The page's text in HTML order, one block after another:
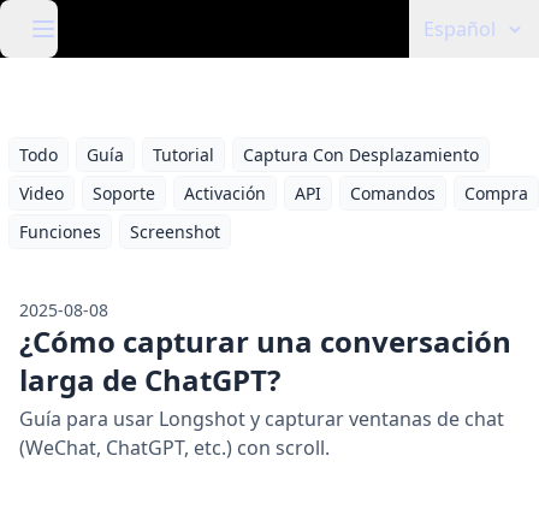
Español
Todo Guía Tutorial
Captura Con Desplazamiento
Video
Soporte Activación API Comandos
Compra
Funciones
Screenshot
2025-08-08
¿Cómo capturar una conversación
larga de ChatGPT?
Guía para usar Longshot y capturar ventanas de chat
(WeChat, ChatGPT, etc.) con scroll.